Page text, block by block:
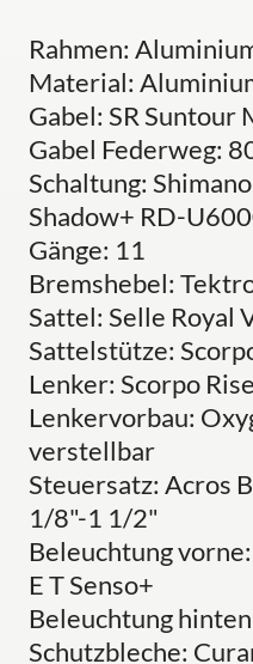
Rahmen:
Material:
Gabel: SR Suntour
Gabel Federweg:
Schaltung:
Shadow+ RD-
Gänge: 11
Bremshebel:
Sattel: Selle Royal
Sattelstütze:
Lenker: Scorpo
Lenkervorbau:
verstellbar
Steuersatz: Acros
1/8"-1 1/2"
Beleuchtung
E T Senso+
Beleuchtung
Schutzbleche: